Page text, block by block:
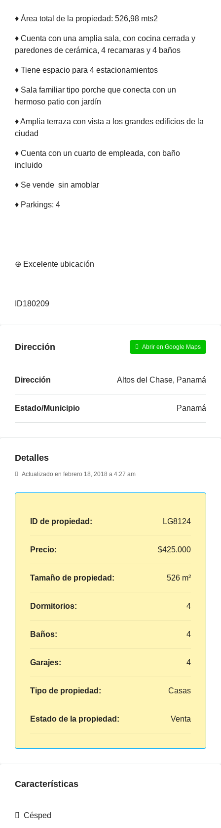
♦ Área total de la propiedad: 526,98 mts2
♦ Cuenta con una amplia sala, con cocina cerrada y
paredones de cerámica, 4 recamaras y 4 baños
♦ Tiene espacio para 4 estacionamientos
♦ Sala familiar tipo porche que conecta con un
hermoso patio con jardín
♦ Amplia terraza con vista a los grandes edificios de la
ciudad
♦ Cuenta con un cuarto de empleada, con baño
incluido
♦ Se vende sin amoblar
♦ Parkings: 4
⊕ Excelente ubicación
ID180209
Dirección Abrir en Google Maps
Dirección Altos del Chase, Panamá
Estado/Municipio Panamá
Detalles
Actualizado en febrero 18, 2018 a 4:27 am
ID de propiedad: LG8124
Precio: $425.000
Tamaño de propiedad: 526 m²
Dormitorios: 4
Baños: 4
Garajes: 4
Tipo de propiedad: Casas
Estado de la propiedad: Venta
Características
Césped